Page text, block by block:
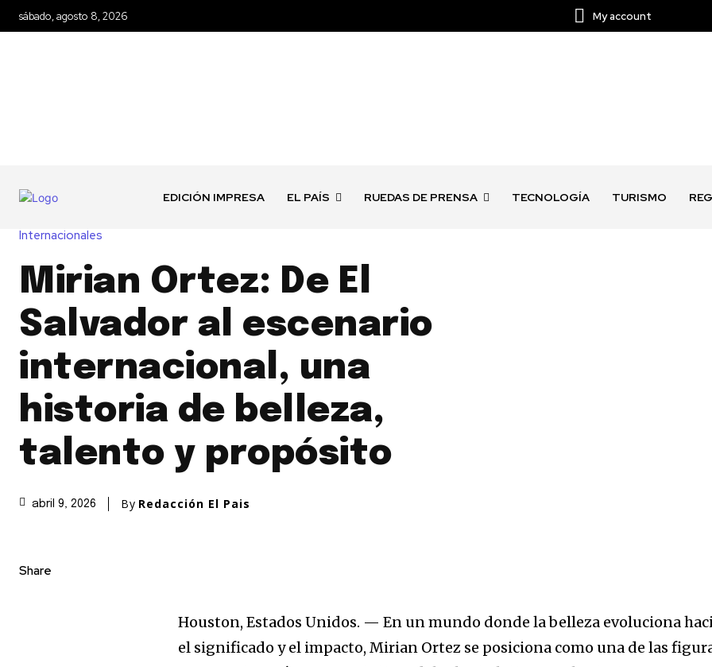
sábado, agosto 8, 2026 My account
EDICIÓN IMPRESA EL PAÍS RUEDAS DE PRENSA TECNOLOGÍA TURISMO
Internacionales
Mirian Ortez: De El
Salvador al escenario
internacional, una
historia de belleza,
talento y propósito
abril 9, 2026 By Redacción El Pais
Share
Houston, Estados Unidos. — En un mundo donde la belleza evoluciona
el significado y el impacto, Mirian Ortez se posiciona como una de las